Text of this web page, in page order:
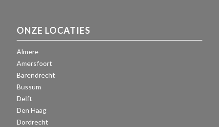
ONZE LOCATIES
Almere
Amersfoort
Barendrecht
Bussum
Delft
Den Haag
Dordrecht